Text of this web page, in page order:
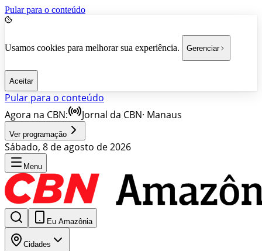
Pular para o conteúdo
Usamos cookies para melhorar sua experiência. Gerenciar
Aceitar
Pular para o conteúdo
Agora na CBN:
Jornal da CBN· Manaus
Ver programação
Sábado, 8 de agosto de 2026
Menu
Eu Amazônia
Cidades